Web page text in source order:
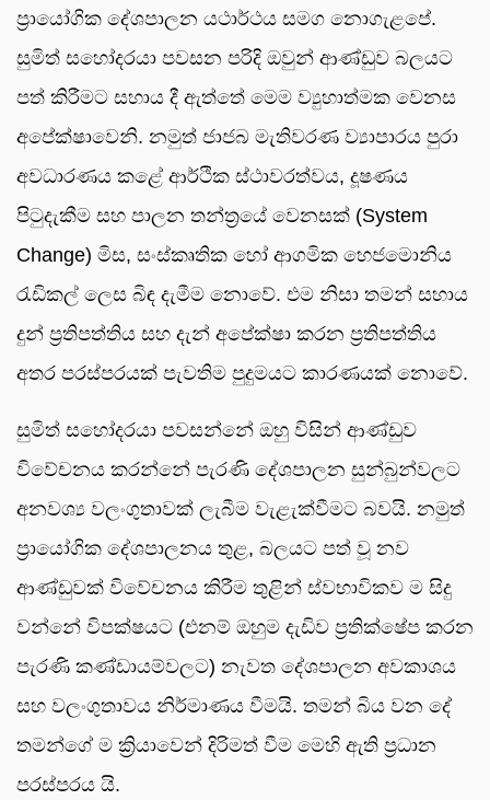
ප්‍රායෝගික දේශපාලන යථාර්ථය සමග නොගැළපේ.
සුමිත් සහෝදරයා පවසන පරිදි ඔවුන් ආණ්ඩුව බලයට
පත් කිරීමට සහාය දී ඇත්තේ මෙම ව්‍යුහාත්මක වෙනස
අපේක්ෂාවෙනි. නමුත් ජාජබ මැතිවරණ ව්‍යාපාරය පුරා
අවධාරණය කළේ ආර්ථික ස්ථාවරත්වය, දූෂණය
පිටුදැකීම සහ පාලන තන්ත්‍රයේ වෙනසක් (System
Change) මිස, සංස්කෘතික හෝ ආගමික හෙජමොනිය
රැඩිකල් ලෙස බිඳ දැමීම නොවේ. එම නිසා තමන් සහාය
දුන් ප්‍රතිපත්තිය සහ දැන් අපේක්ෂා කරන ප්‍රතිපත්තිය
අතර පරස්පරයක් පැවතිම පුදුමයට කාරණයක් නොවේ.
සුමිත් සහෝදරයා පවසන්නේ ඔහු විසින් ආණ්ඩුව
විවේචනය කරන්නේ පැරණි දේශපාලන සුන්බුන්වලට
අනවශ්‍ය වලංගුතාවක් ලැබීම වැළැක්වීමට බවයි. නමුත්
ප්‍රායෝගික දේශපාලනය තුළ, බලයට පත් වූ නව
ආණ්ඩුවක් විවේචනය කිරීම තුළින් ස්වභාවිකව ම සිදු
වන්නේ විපක්ෂයට (එනම් ඔහුම දැඩිව ප්‍රතික්ෂේප කරන
පැරණි කණ්ඩායම්වලට) නැවත දේශපාලන අවකාශය
සහ වලංගුතාවය නිර්මාණය වීමයි. තමන් බිය වන දේ
තමන්ගේ ම ක්‍රියාවෙන් දිරිමත් වීම මෙහි ඇති ප්‍රධාන
පරස්පරය යි.